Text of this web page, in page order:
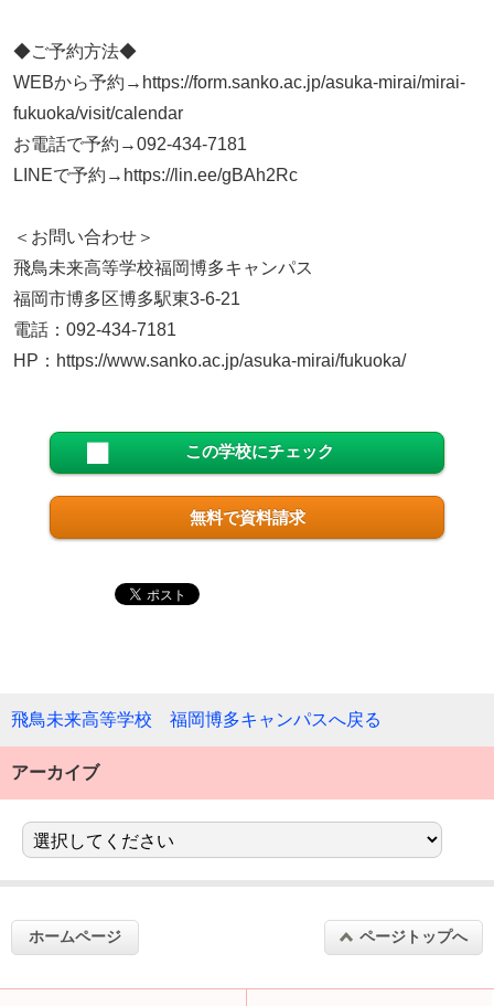
◆ご予約方法◆
WEBから予約→https://form.sanko.ac.jp/asuka-mirai/mirai-
fukuoka/visit/calendar
お電話で予約→092-434-7181
LINEで予約→https://lin.ee/gBAh2Rc
＜お問い合わせ＞
飛鳥未来高等学校福岡博多キャンパス
福岡市博多区博多駅東3-6-21
電話：092-434-7181
HP：https://www.sanko.ac.jp/asuka-mirai/fukuoka/
この学校にチェック
無料で資料請求
飛鳥未来高等学校 福岡博多キャンパスへ戻る
アーカイブ
ホームページ ページトップへ